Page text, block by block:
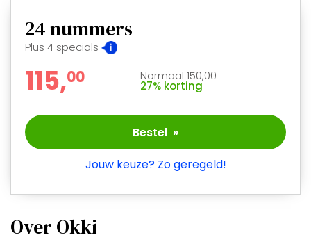
24 nummers
Plus 4 specials
115,00 Normaal 150,00
27% korting
Bestel »
Jouw keuze? Zo geregeld!
Over Okki